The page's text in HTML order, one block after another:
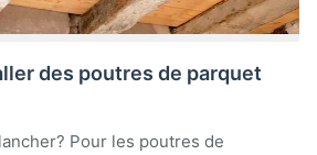
des poutres de parquet
Pour les poutres de